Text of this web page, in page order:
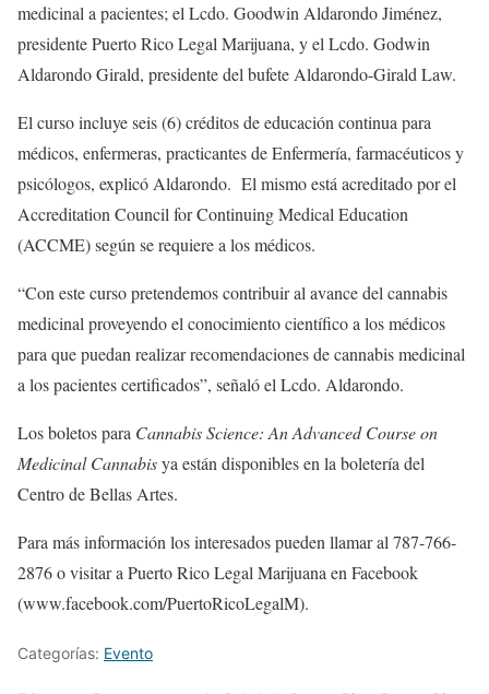
medicinal a pacientes; el Lcdo. Goodwin Aldarondo Jiménez,
presidente Puerto Rico Legal Marijuana, y el Lcdo. Godwin
Aldarondo Girald, presidente del bufete Aldarondo-Girald Law.
El curso incluye seis (6) créditos de educación continua para
médicos, enfermeras, practicantes de Enfermería, farmacéuticos y
psicólogos, explicó Aldarondo. El mismo está acreditado por el
Accreditation Council for Continuing Medical Education
(ACCME) según se requiere a los médicos.
“Con este curso pretendemos contribuir al avance del cannabis
medicinal proveyendo el conocimiento científico a los médicos
para que puedan realizar recomendaciones de cannabis medicinal
a los pacientes certificados”, señaló el Lcdo. Aldarondo.
Los boletos para Cannabis Science: An Advanced Course on
Medicinal Cannabisya están disponibles en la boletería del
Centro de Bellas Artes.
Para más información los interesados pueden llamar al 787-766-
2876 o visitar a Puerto Rico Legal Marijuana en Facebook
(www.facebook.com/PuertoRicoLegalM).
Categorías: Evento